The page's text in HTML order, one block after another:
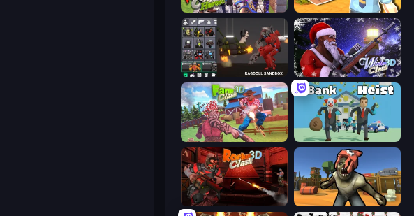
Ninja Clash Heroes Serious Head 2
Last Play: Ragdoll Sandbox Winter Clash 3D
Farm Clash 3D Bank Heist
Rocket Clash 3D Zombie Arena